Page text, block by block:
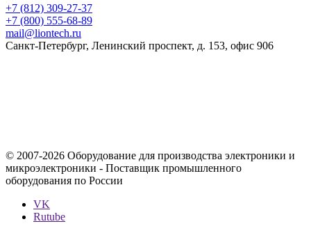
+7 (812) 309-27-37
+7 (800) 555-68-89
mail@liontech.ru
Санкт-Петербург, Ленинский проспект, д. 153, офис 906
© 2007-2026 Оборудование для производства электроники и
микроэлектроники - Поставщик промышленного
оборудования по России
VK
Rutube